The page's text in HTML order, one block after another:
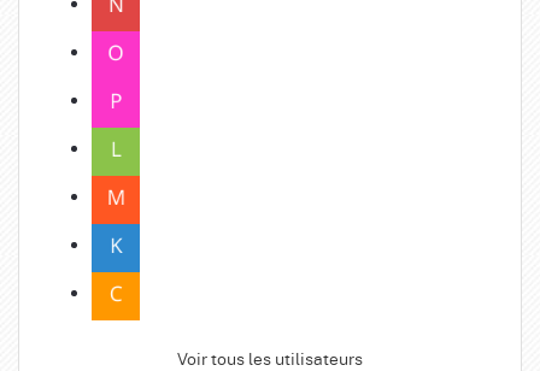
Voir tous les utilisateurs